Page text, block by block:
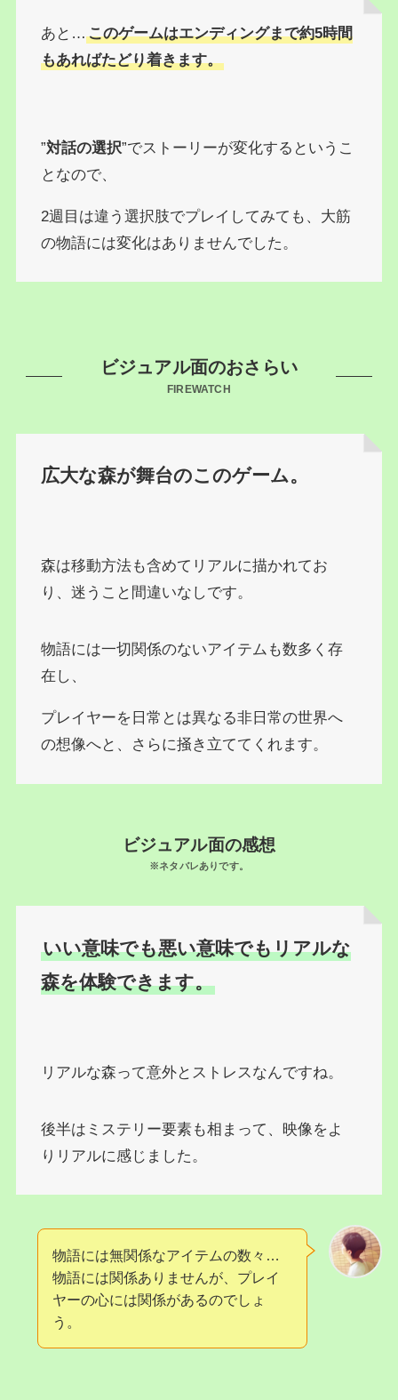
あと…このゲームはエンディングまで約5時間
もあればたどり着きます。
”対話の選択”でストーリーが変化するというこ
となので、
2週目は違う選択肢でプレイしてみても、大筋
の物語には変化はありませんでした。
ビジュアル面のおさらい
FIREWATCH
広大な森が舞台のこのゲーム。
森は移動方法も含めてリアルに描かれてお
り、迷うこと間違いなしです。
物語には一切関係のないアイテムも数多く存
在し、
プレイヤーを日常とは異なる非日常の世界へ
の想像へと、さらに掻き立ててくれます。
ビジュアル面の感想
※ネタバレありです。
いい意味でも悪い意味でもリアルな
森を体験できます。
リアルな森って意外とストレスなんですね。
後半はミステリー要素も相まって、映像をよ
りリアルに感じました。
物語には無関係なアイテムの数々…
物語には関係ありませんが、プレイ
ヤーの心には関係があるのでしょ
う。